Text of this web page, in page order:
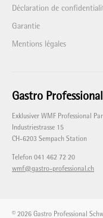
Déclaration de
Garantie
Mentions légales
Gastro
Exklusiver WMF Professional
Industriestrasse 15
CH-6203 Sempach Station
Telefon 041 462 72 20
wmf@gastro-professional.ch
© 2026 Gastro Professional